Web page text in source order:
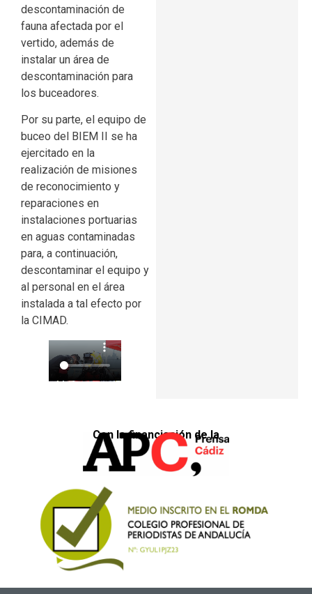
descontaminación de
fauna afectada por el
vertido, además de
instalar un área de
descontaminación para
los buceadores.
Por su parte, el equipo de
buceo del BIEM II se ha
ejercitado en la
realización de misiones
de reconocimiento y
reparaciones en
instalaciones portuarias
en aguas contaminadas
para, a continuación,
descontaminar el equipo y
al personal en el área
instalada a tal efecto por
la CIMAD.
Con la financiación de la